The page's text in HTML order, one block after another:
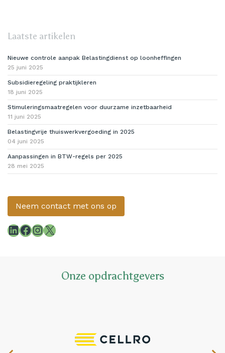
Laatste artikelen
Nieuwe controle aanpak Belastingdienst op loonheffingen
25 juni 2025
Subsidieregeling praktijkleren
18 juni 2025
Stimuleringsmaatregelen voor duurzame inzetbaarheid
11 juni 2025
Belastingvrije thuiswerkvergoeding in 2025
04 juni 2025
Aanpassingen in BTW-regels per 2025
28 mei 2025
Neem contact met ons op
LinkedIn
Facebook
Instagram
X
Onze opdrachtgevers